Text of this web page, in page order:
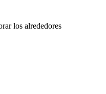
los alrededores